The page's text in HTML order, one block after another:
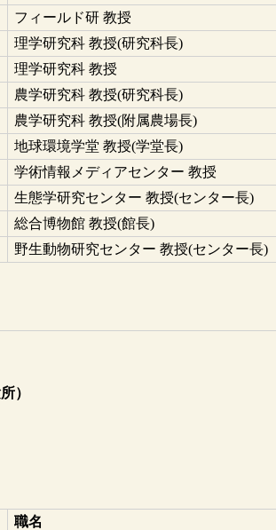
フィールド研 教授
理学研究科 教授(研究科長)
理学研究科 教授
農学研究科 教授(研究科長)
農学研究科 教授(附属農場長)
地球環境学堂 教授(学堂長)
学術情報メディアセンター 教授
生態学研究センター 教授(センター長)
総合博物館 教授(館長)
野生動物研究センター 教授(センター長)
）
職名